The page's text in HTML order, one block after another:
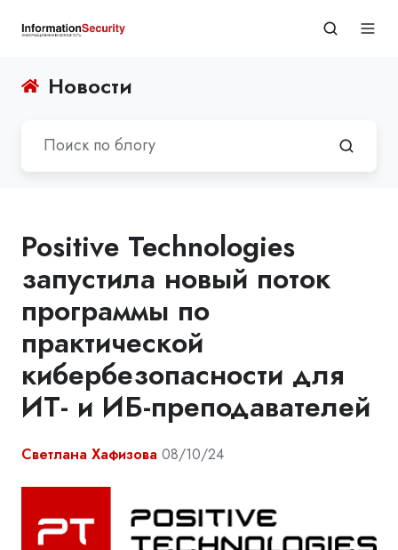
Новости
Positive Technologies
запустила новый поток
программы по
практической
кибербезопасности для
ИТ- и ИБ-преподавателей
Светлана Хафизова 08/10/24